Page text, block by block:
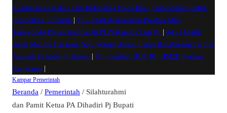
Kesehatan Gigi dari Tim Biddokkes Polda Riau, Odontogram untuk
Identifikasi Forensik
#3 - Pemkab Apresiasi Prestasi Atlet
Taekwondo Polres Kampar di PON Kapolri Cup VI
#4 - Dibalik
Jeruji Menuju Harapan, Satu Warga Binaan Lapas Bangkinang Terima
Amnesti Presiden Prabowo
#5 - Sambut HUT RI, HM2D Perluas
Kerjasama
Kampar Pemerintah
Beranda / Pemerintah / Silahturahmi
dan Pamit Ketua PA Dihadiri Pj Bupati